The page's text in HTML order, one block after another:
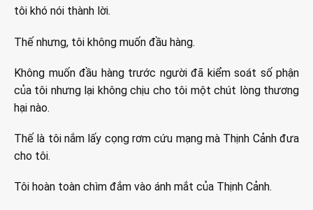
tôi khó nói thành lời.
Thế nhưng, tôi không muốn đầu hàng.
Không muốn đầu hàng trước người đã kiểm soát số phận
của tôi nhưng lại không chịu cho tôi một chút lòng thương
hại nào.
Thế là tôi nắm lấy cọng rơm cứu mạng mà Thịnh Cảnh đưa
cho tôi.
Tôi hoàn toàn chìm đắm vào ánh mắt của Thịnh Cảnh.